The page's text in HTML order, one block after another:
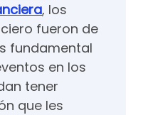
, los
fueron de
fundamental
en los
tener
que les